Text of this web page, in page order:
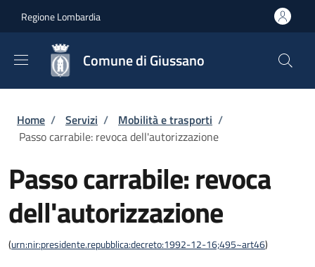
Regione Lombardia
Comune di Giussano
Briciole di pane
Home / Servizi / Mobilità e trasporti /
Passo carrabile: revoca dell'autorizzazione
Passo carrabile: revoca
dell'autorizzazione
(urn:nir:presidente.repubblica:decreto:1992-12-16;495~art46)